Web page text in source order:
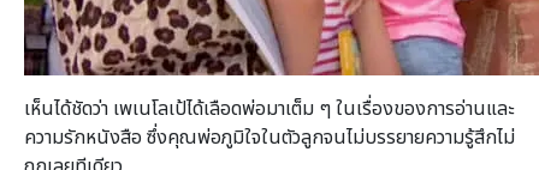
เห็นได้ชัดว่า เพเนโลเป้ได้เลือดพ่อมาเต็ม ๆ ในเรื่องของการอ่านและ
ความรักหนังสือ ซึ่งคุณพ่อภูมิใจในตัวลูกจนไม่บรรยายความรู้สึกไม่